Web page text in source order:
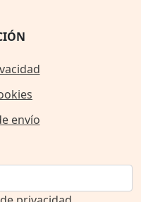
envío